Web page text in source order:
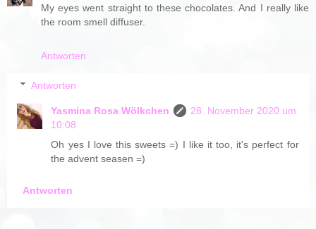
My eyes went straight to these chocolates. And I really like
the room smell diffuser.
Antworten
Antworten
Yasmina Rosa Wölkchen
28. November 2020 um
10:08
Oh yes I love this sweets =) I like it too, it's perfect for
the advent seasen =)
Antworten